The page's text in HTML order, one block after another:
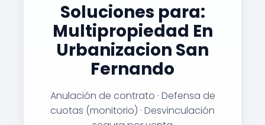
Soluciones para:
Multipropiedad En
Urbanizacion San
Fernando
Anulación de contrato · Defensa de
cuotas (monitorio) · Desvinculación